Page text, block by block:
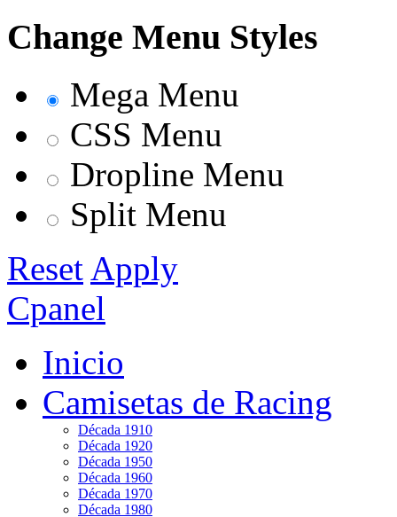
Change Menu Styles
Mega Menu
CSS Menu
Dropline Menu
Split Menu
Reset Apply
Cpanel
Inicio
Camisetas de Racing
Década 1910
Década 1920
Década 1950
Década 1960
Década 1970
Década 1980